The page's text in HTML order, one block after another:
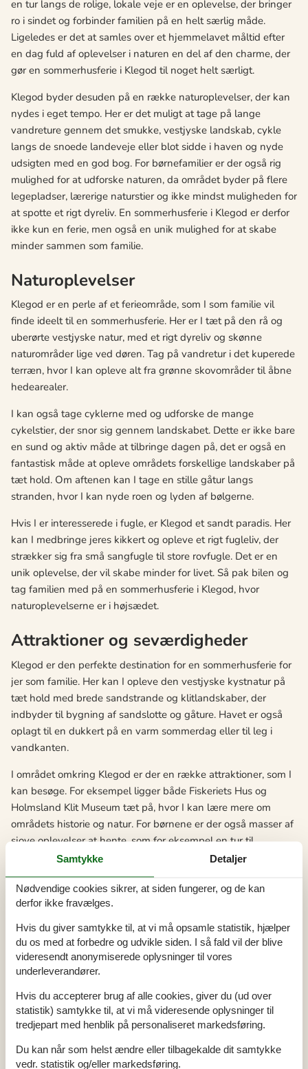
en tur langs de rolige, lokale veje er en oplevelse, der bringer
ro i sindet og forbinder familien på en helt særlig måde.
Ligeledes er det at samles over et hjemmelavet måltid efter
en dag fuld af oplevelser i naturen en del af den charme, der
gør en sommerhusferie i Klegod til noget helt særligt.
Klegod byder desuden på en række naturoplevelser, der kan
nydes i eget tempo. Her er det muligt at tage på lange
vandreture gennem det smukke, vestjyske landskab, cykle
langs de snoede landeveje eller blot sidde i haven og nyde
udsigten med en god bog. For børnefamilier er der også rig
mulighed for at udforske naturen, da området byder på flere
legepladser, lærerige naturstier og ikke mindst muligheden for
at spotte et rigt dyreliv. En sommerhusferie i Klegod er derfor
ikke kun en ferie, men også en unik mulighed for at skabe
minder sammen som familie.
Naturoplevelser
Klegod er en perle af et ferieområde, som I som familie vil
finde ideelt til en sommerhusferie. Her er I tæt på den rå og
uberørte vestjyske natur, med et rigt dyreliv og skønne
naturområder lige ved døren. Tag på vandretur i det kuperede
terræn, hvor I kan opleve alt fra grønne skovområder til åbne
hedearealer.
I kan også tage cyklerne med og udforske de mange
cykelstier, der snor sig gennem landskabet. Dette er ikke bare
en sund og aktiv måde at tilbringe dagen på, det er også en
fantastisk måde at opleve områdets forskellige landskaber på
tæt hold. Om aftenen kan I tage en stille gåtur langs
stranden, hvor I kan nyde roen og lyden af bølgerne.
Hvis I er interesserede i fugle, er Klegod et sandt paradis. Her
kan I medbringe jeres kikkert og opleve et rigt fugleliv, der
strækker sig fra små sangfugle til store rovfugle. Det er en
unik oplevelse, der vil skabe minder for livet. Så pak bilen og
tag familien med på en sommerhusferie i Klegod, hvor
naturoplevelserne er i højsædet.
Attraktioner og seværdigheder
Klegod er den perfekte destination for en sommerhusferie for
jer som familie. Her kan I opleve den vestjyske kystnatur på
tæt hold med brede sandstrande og klitlandskaber, der
indbyder til bygning af sandslotte og gåture. Havet er også
oplagt til en dukkert på en varm sommerdag eller til leg i
vandkanten.
I området omkring Klegod er der en række attraktioner, som I
kan besøge. For eksempel ligger både Fiskeriets Hus og
Holmsland Klit Museum tæt på, hvor I kan lære mere om
områdets historie og natur. For børnene er der også masser af
sjove oplevelser at hente, som for eksempel en tur til
JyllandsAkvariet i Thyborøn, hvor I kan komme helt tæt på
det fascinerende liv i havet.
Derudover er Klegod et godt udgangspunkt for ture til nogle
køreafstand finder I både Ringkøbing, der byder på hyggelige
gader og spændende butikker, og Hvide Sande, der er kendt
for sin livlige fiskerihavn. Så uanset jeres interesser, er der rig
sommerhusferie i Klegod.
Her er et udvalg af de spændende oplevelser, der venter jer:
Fiskeri i Ringkøbing Fjord: Lige ved Klegod finder I
Samtykke Detaljer
Nødvendige cookies sikrer, at siden fungerer, og de kan
derfor ikke fravælges.
Hvis du giver samtykke til, at vi må opsamle statistik, hjælper
du os med at forbedre og udvikle siden. I så fald vil der blive
videresendt anonymiserede oplysninger til vores
underleverandører.
Hvis du accepterer brug af alle cookies, giver du (ud over
statistik) samtykke til, at vi må videresende oplysninger til
tredjepart med henblik på personaliseret markedsføring.
Du kan når som helst ændre eller tilbagekalde dit samtykke
vedr. statistik og/eller markedsføring.